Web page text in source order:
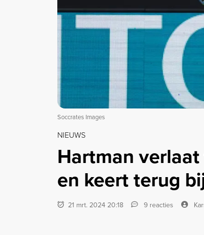
Soccrates Images
NIEUWS
Hartman
en keert terug
21 mrt. 2024 20:18 9 reacties